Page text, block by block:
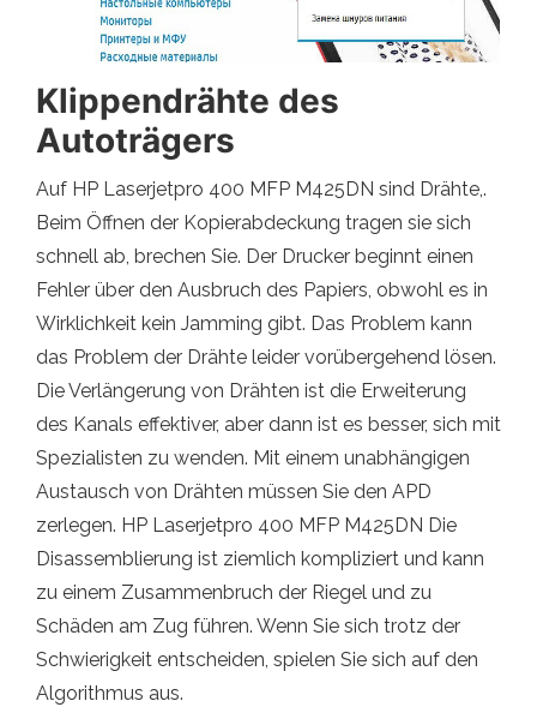
Klippendrähte des
Autoträgers
Auf HP Laserjetpro 400 MFP M425DN sind Drähte,.
Beim Öffnen der Kopierabdeckung tragen sie sich
schnell ab, brechen Sie. Der Drucker beginnt einen
Fehler über den Ausbruch des Papiers, obwohl es in
Wirklichkeit kein Jamming gibt. Das Problem kann
das Problem der Drähte leider vorübergehend lösen.
Die Verlängerung von Drähten ist die Erweiterung
des Kanals effektiver, aber dann ist es besser, sich mit
Spezialisten zu wenden. Mit einem unabhängigen
Austausch von Drähten müssen Sie den APD
zerlegen. HP Laserjetpro 400 MFP M425DN Die
Disassemblierung ist ziemlich kompliziert und kann
zu einem Zusammenbruch der Riegel und zu
Schäden am Zug führen. Wenn Sie sich trotz der
Schwierigkeit entscheiden, spielen Sie sich auf den
Algorithmus aus.